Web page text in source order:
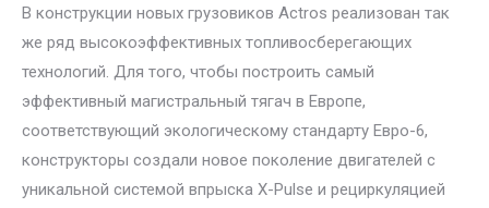
В конструкции новых грузовиков Actros реализован так
же ряд высокоэффективных топливосберегающих
технологий. Для того, чтобы построить самый
эффективный магистральный тягач в Европе,
соответствующий экологическому стандарту Евро-6,
конструкторы создали новое поколение двигателей с
уникальной системой впрыска X-Pulse и рециркуляцией